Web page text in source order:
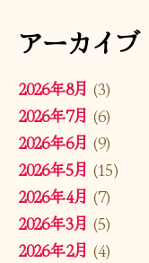
アーカイブ
2026年8月 (3)
2026年7月 (6)
2026年6月 (9)
2026年5月 (15)
2026年4月 (7)
2026年3月 (5)
2026年2月 (4)